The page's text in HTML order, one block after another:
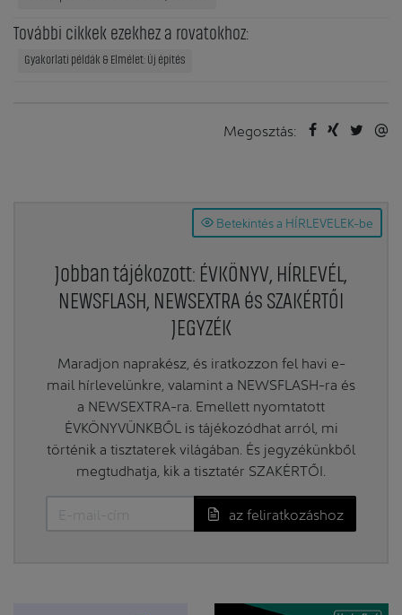
További cikkek ezekhez a rovatokhoz:
Gyakorlati példák & Elmélet: Új építés
Megosztás:
Betekintés a HÍRLEVELEK-be
Jobban tájékozott: ÉVKÖNYV, HÍRLEVÉL,
NEWSFLASH, NEWSEXTRA és SZAKÉRTŐI
JEGYZÉK
Maradjon naprakész, és iratkozzon fel havi e-
mail hírlevelünkre, valamint a NEWSFLASH-ra és
a NEWSEXTRA-ra. Emellett nyomtatott
ÉVKÖNYVÜNKBŐL is tájékozódhat arról, mi
történik a tisztaterek világában. És jegyzékünkből
megtudhatja, kik a tisztatér SZAKÉRTŐI.
az feliratkozáshoz